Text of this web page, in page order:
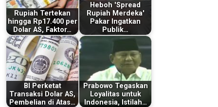
Rupiah Tertekan
hingga Rp17.400 per
Dolar AS, Faktor…
Heboh 'Spread
Rupiah Merdeka'
Pakar Ingatkan
Publik…
BI Perketat
Transaksi Dolar AS,
Pembelian di Atas…
Prabowo Tegaskan
Loyalitas untuk
Indonesia, Istilah…